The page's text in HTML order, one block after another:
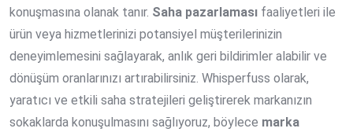
konuşmasına olanak tanır. Saha pazarlaması faaliyetleri ile
ürün veya hizmetlerinizi potansiyel müşterilerinizin
deneyimlemesini sağlayarak, anlık geri bildirimler alabilir ve
dönüşüm oranlarınızı artırabilirsiniz. Whisperfuss olarak,
yaratıcı ve etkili saha stratejileri geliştirerek markanızın
sokaklarda konuşulmasını sağlıyoruz, böylece marka